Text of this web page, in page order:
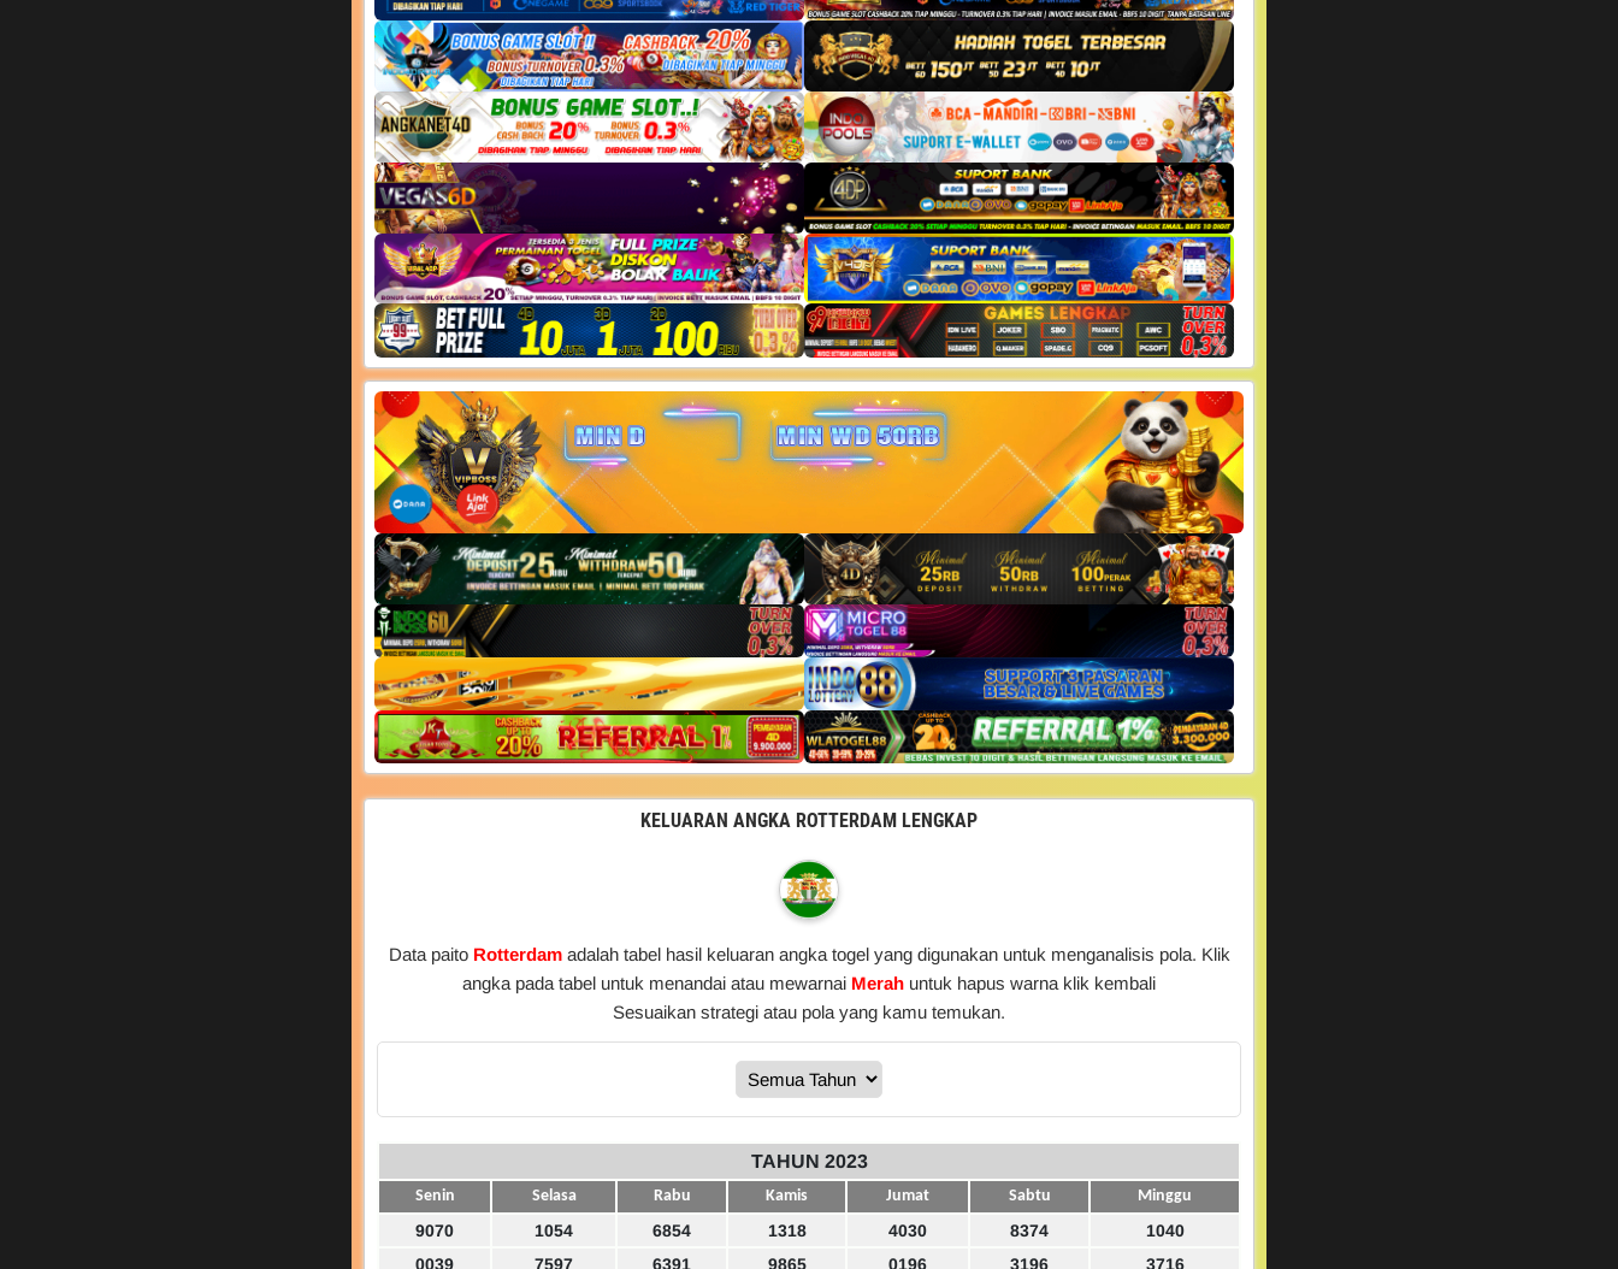
KELUARAN ANGKA ROTTERDAM LENGKAP
Data paito Rotterdam adalah tabel hasil keluaran angka togel yang digunakan untuk menganalisis pola. Klik
angka pada tabel untuk menandai atau mewarnai Merah untuk hapus warna klik kembali
Sesuaikan strategi atau pola yang kamu temukan.
TAHUN 2023
Senin Selasa Rabu Kamis Jumat Sabtu Minggu
9070 1054 6854 1318 4030 8374
1040
0039
7597 6391 9865 0196 3196
3716